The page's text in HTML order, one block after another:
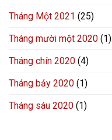
Tháng Một 2021 (25)
Tháng mười một 2020 (1)
Tháng chín 2020 (4)
Tháng bảy 2020 (1)
Tháng sáu 2020 (1)